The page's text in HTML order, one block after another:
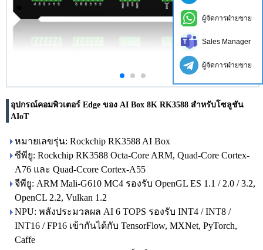
อุปกรณ์คอมพิวเตอร์ Edge ของ AI Box 8K RK3588 สำหรับโซลูชัน
AIoT
หมายเลขรุ่น: Rockchip RK3588 AI Box
ซีพียู: Rockchip RK3588 Octa-Core ARM, Quad-Core Cortex-
A76 และ Quad-Ccore Cortex-A55
จีพียู: ARM Mali-G610 MC4 รองรับ OpenGL ES 1.1 / 2.0 / 3.2,
OpenCL 2.2, Vulkan 1.2
NPU: พลังประมวลผล AI 6 TOPS รองรับ INT4 / INT8 /
INT16 / FP16 เข้ากันได้กับ TensorFlow, MXNet, PyTorch,
Caffe
ผู้จัดการฝ่ายขาย
Sales Manager
ผู้จัดการฝ่ายขาย